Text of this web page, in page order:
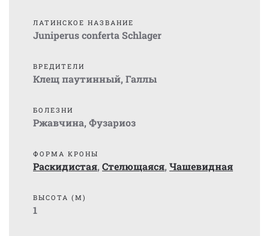
ЛАТИНСКОЕ НАЗВАНИЕ
Juniperus conferta Schlager
ВРЕДИТЕЛИ
Клещ паутинный, Галлы
БОЛЕЗНИ
Ржавчина, Фузариоз
ФОРМА КРОНЫ
Раскидистая, Стелющаяся, Чашевидная
ВЫСОТА (М)
1